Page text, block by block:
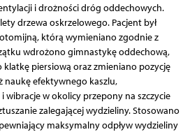
i drożności dróg oddechowych.
drzewa oskrzelowego. Pacjent był
którą wymieniano zgodnie z
wdrożono gimnastykę oddechową,
piersiową oraz zmieniano pozycję
naukę efektywnego kaszlu,
wibracje w okolicy przepony na szczycie
zalegającej wydzieliny. Stosowano
maksymalny odpływ wydzieliny